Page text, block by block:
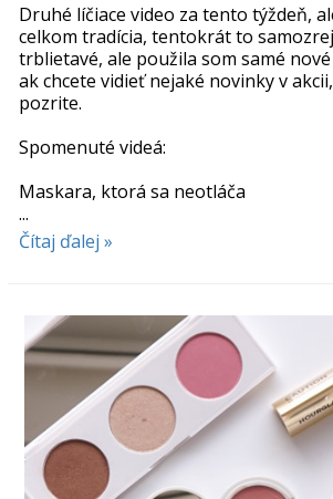
Druhé líčiace video za tento týždeň,
celkom tradícia, tentokrát to
trblietavé, ale použila som samé
ak chcete vidieť nejaké novinky v
pozrite.
Spomenuté videá:
Maskara, ktorá sa neotláča
...
Čítaj ďalej »